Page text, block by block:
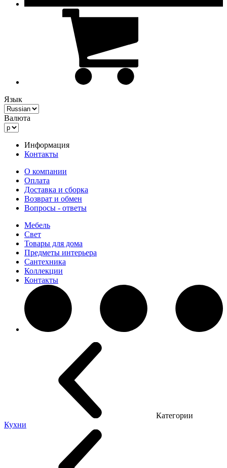
Язык
Валюта
Информация
Контакты
О компании
Оплата
Доставка и сборка
Возврат и обмен
Вопросы - ответы
Мебель
Свет
Товары для дома
Предметы интерьера
Сантехника
Коллекции
Контакты
Категории
Кухни